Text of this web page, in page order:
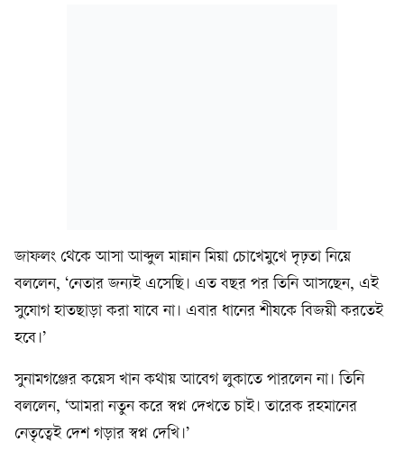
জাফলং থেকে আসা আব্দুল মান্নান মিয়া চোখেমুখে দৃঢ়তা নিয়ে
বললেন, ‘নেতার জন্যই এসেছি। এত বছর পর তিনি আসছেন, এই
সুযোগ হাতছাড়া করা যাবে না। এবার ধানের শীষকে বিজয়ী করতেই
হবে।’
সুনামগঞ্জের কয়েস খান কথায় আবেগ লুকাতে পারলেন না। তিনি
বললেন, ‘আমরা নতুন করে স্বপ্ন দেখতে চাই। তারেক রহমানের
নেতৃত্বেই দেশ গড়ার স্বপ্ন দেখি।’